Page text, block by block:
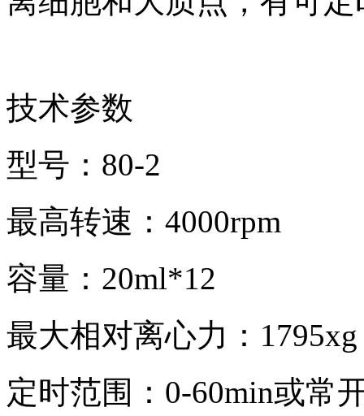
技术参数
型号：80-2
最高转速：4000rpm
容量：20ml*12
最大相对离心力：1795xg
定时范围：0-60min或常